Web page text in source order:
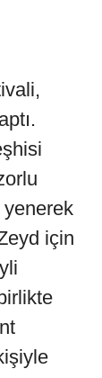
yenerek
için